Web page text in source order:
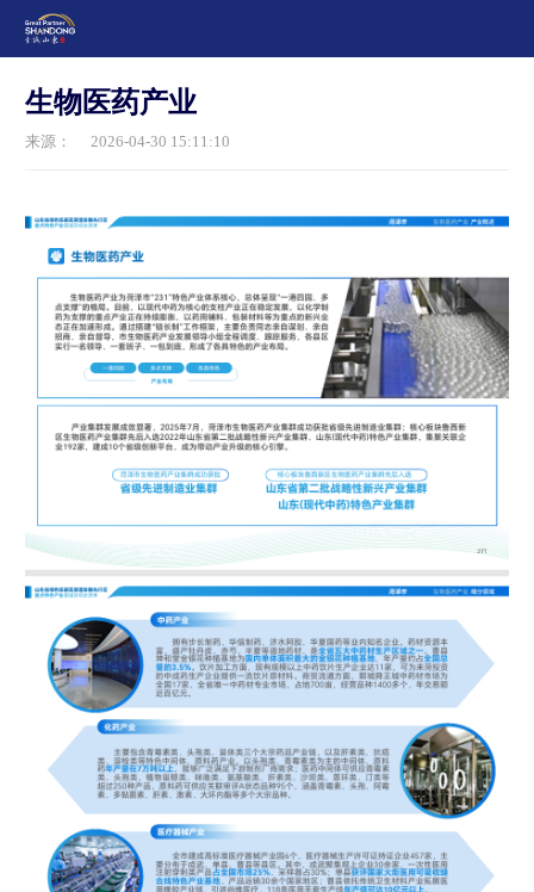
生物医药产业
来源： 2026-04-30 15:11:10